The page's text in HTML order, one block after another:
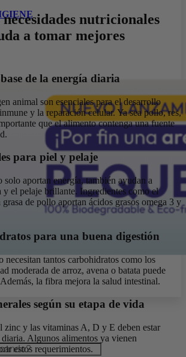
nutricionales
a tomar mejores
de la energía diaria
animal son esenciales para el desarrollo
y la reparación celular. Ya sea pollo, res,
que el alimento contenga una fuente
para piel y pelaje
solo aportan energía, también ayudan a
y el pelaje brillante. Ingredientes como el
de pollo aportan ácidos grasos omega 3 y
para una buena digestión
necesitan tantos carbohidratos como los
moderada de arroz, avena o batata puede
la fibra mejora la salud intestinal.
según su etapa de vida
zinc y las vitaminas A, D y E deben estar
diaria. Algunos alimentos ya vienen
estos requerimientos.